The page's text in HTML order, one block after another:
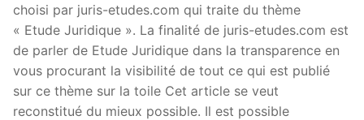
choisi par juris-etudes.com qui traite du thème
« Etude Juridique ». La finalité de juris-etudes.com est
de parler de Etude Juridique dans la transparence en
vous procurant la visibilité de tout ce qui est publié
sur ce thème sur la toile Cet article se veut
reconstitué du mieux possible. Il est possible